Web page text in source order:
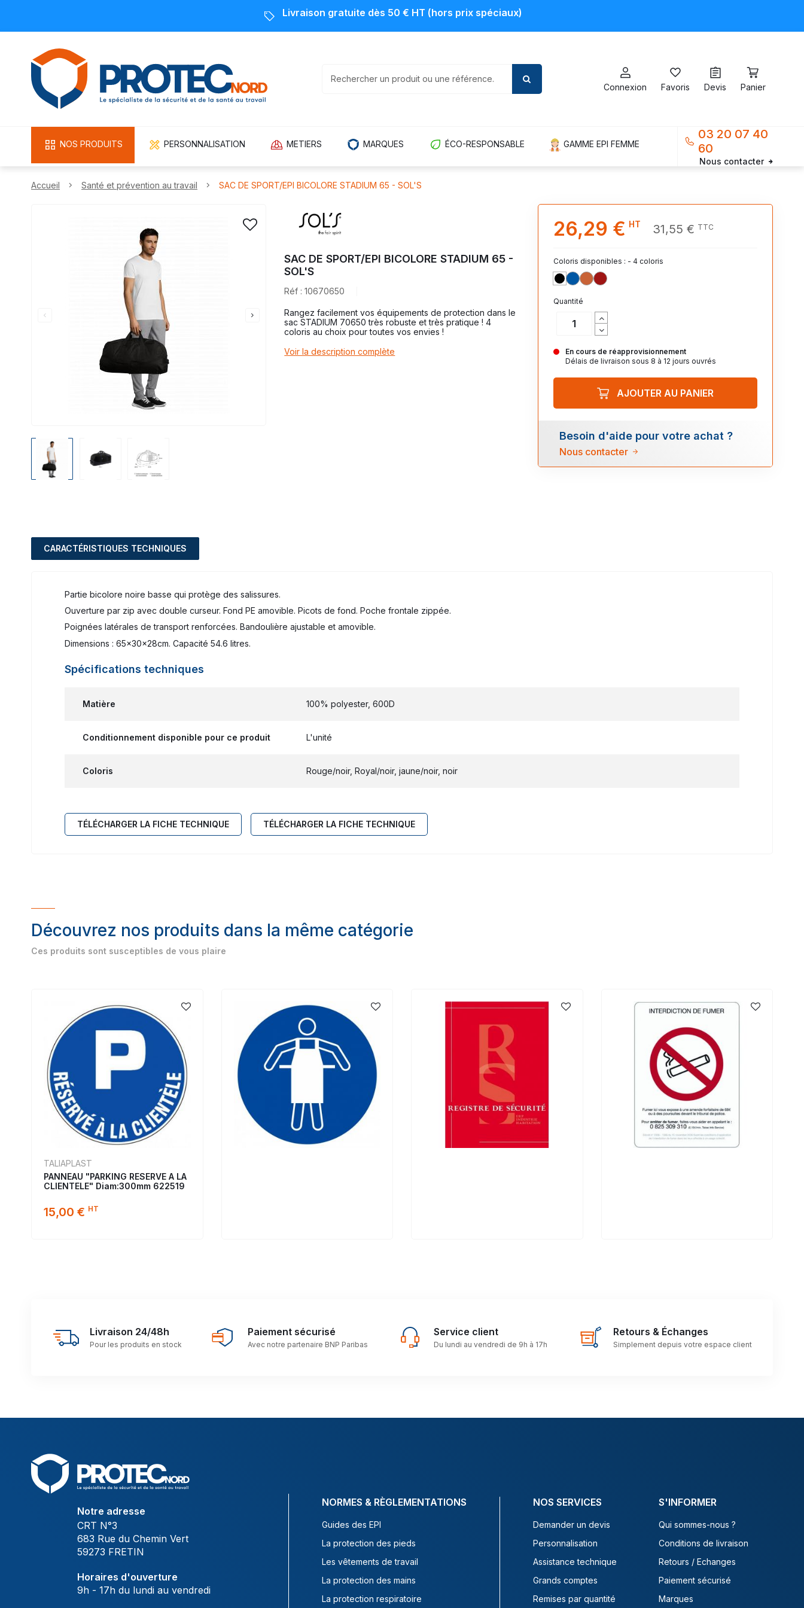
Livraison gratuite dès 50 € HT (hors prix spéciaux)
Connexion Favoris Devis Panier
NOS PRODUITS PERSONNALISATION METIERS MARQUES ÉCO-RESPONSABLE GAMME EPI FEMME
03 20 07 40
60
Nous contacter
Accueil Santé et prévention au travail SAC DE SPORT/EPI BICOLORE STADIUM 65 - SOL'S
SAC DE SPORT/EPI BICOLORE STADIUM 65 -
SOL'S
Réf : 10670650
Rangez facilement vos équipements de protection dans le
sac STADIUM 70650 très robuste et très pratique ! 4
coloris au choix pour toutes vos envies !
Voir la description complète
26,29 € HT 31,55 € TTC
Coloris disponibles : - 4 coloris
NOIR_312
ROYAL_241
ORANGE_400
ROUGE_145
Quantité
En cours de réapprovisionnement
Délais de livraison sous 8 à 12 jours ouvrés
AJOUTER AU PANIER
Besoin d'aide pour votre achat ?
Nous contacter
CARACTÉRISTIQUES TECHNIQUES
Partie bicolore noire basse qui protège des salissures.
Ouverture par zip avec double curseur. Fond PE amovible. Picots de fond. Poche frontale zippée.
Poignées latérales de transport renforcées. Bandoulière ajustable et amovible.
Dimensions : 65x30x28cm. Capacité 54.6 litres.
Spécifications techniques
Matière 100% polyester, 600D
Conditionnement disponible pour ce produit L'unité
Coloris Rouge/noir, Royal/noir, jaune/noir, noir
TÉLÉCHARGER LA FICHE TECHNIQUE TÉLÉCHARGER LA FICHE TECHNIQUE
Découvrez nos produits dans la même catégorie
Ces produits sont susceptibles de vous plaire
TALIAPLAST
PANNEAU "PARKING RESERVE A LA
CLIENTELE" Diam:300mm 622519
15,00 € HT
Livraison 24/48h
Pour les produits en stock
Paiement sécurisé
Avec notre partenaire BNP Paribas
Service client
Du lundi au vendredi de 9h à 17h
Retours & Échanges
Simplement depuis votre espace client
Notre adresse
CRT N°3
683 Rue du Chemin Vert
59273 FRETIN
Horaires d'ouverture
9h - 17h du lundi au vendredi
NORMES & RÈGLEMENTATIONS
Guides des EPI
La protection des pieds
Les vêtements de travail
La protection des mains
La protection respiratoire
NOS SERVICES
Demander un devis
Personnalisation
Assistance technique
Grands comptes
Remises par quantité
S'INFORMER
Qui sommes-nous ?
Conditions de livraison
Retours / Echanges
Paiement sécurisé
Marques